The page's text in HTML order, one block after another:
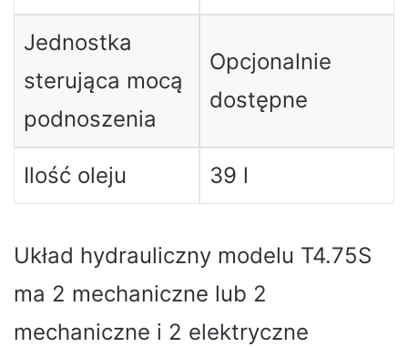
Jednostka
sterująca mocą
podnoszenia
Opcjonalnie
dostępne
Ilość oleju 39 l
Układ hydrauliczny modelu T4.75S
ma 2 mechaniczne lub 2
mechaniczne i 2 elektryczne